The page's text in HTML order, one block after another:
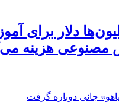
دلار برای
هزینه